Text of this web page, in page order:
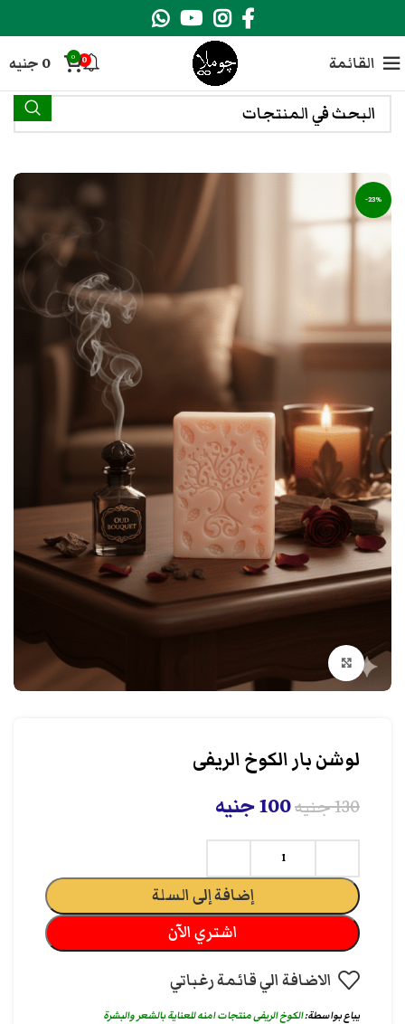
القائمة 0
0
0 جنيه
-23%
لوشن بار الكوخ الريفى
130جنيه100جنيه
إضافة إلى السلة
اشتري الآن
الاضافة الي قائمة رغباتي
يباع بواسطة:الكوخ الريفى منتجات امنه للعناية بالشعر والبشرة